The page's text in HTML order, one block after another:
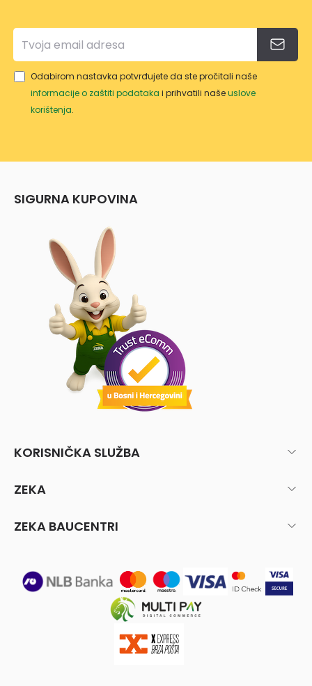
Odabirom nastavka potvrđujete da ste pročitali naše
informacije o zaštiti podataka i prihvatili našeuslove
korištenja.
SIGURNA KUPOVINA
KORISNIČKA SLUŽBA
ZEKA
ZEKA BAUCENTRI